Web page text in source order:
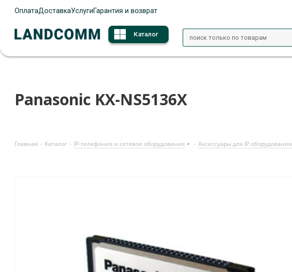
ОплатаДоставкаУслугиГарантия и возврат
Каталог
Panasonic KX-NS5136X
Главная - Каталог - IP-телефония и сетевое оборудование - Аксессуары для IP оборудования